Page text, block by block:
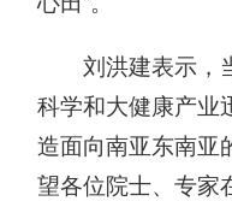
刘洪建表示，
科学和大健康产业
造面向南亚东南亚
望各位院士、专家